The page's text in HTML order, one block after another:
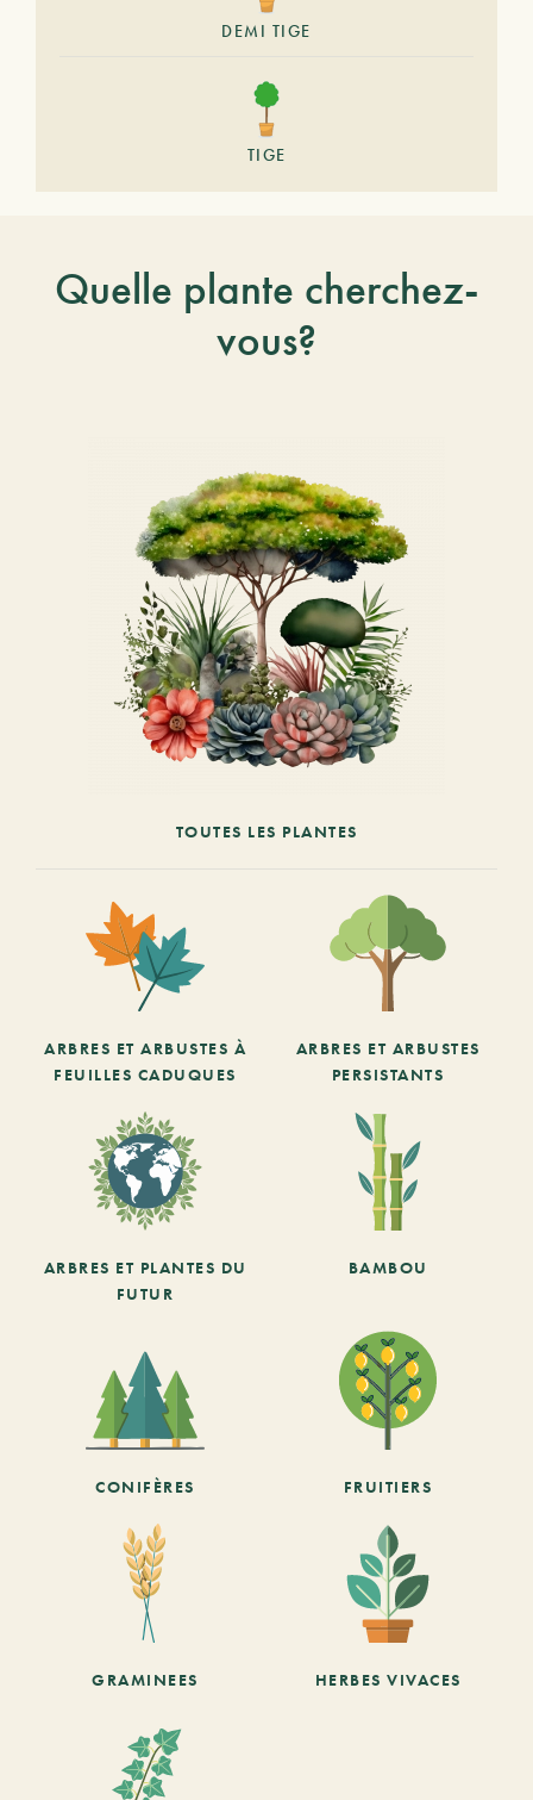
DEMI TIGE
TIGE
Quelle plante cherchez-
vous?
TOUTES LES PLANTES
ARBRES ET ARBUSTES À
FEUILLES CADUQUES
ARBRES ET ARBUSTES
PERSISTANTS
ARBRES ET PLANTES DU
FUTUR
BAMBOU
CONIFÈRES FRUITIERS
GRAMINEES HERBES VIVACES